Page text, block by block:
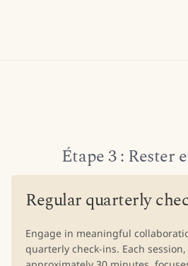
Étape 3 : Rester
Regular quarterly
Engage in meaningful
quarterly check-ins. Each